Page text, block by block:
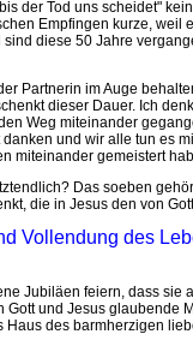
der Tod uns scheidet"
Empfingen kurze, weil
diese 50 Jahre
Partnerin im Auge
dieser Dauer. Ich
Weg miteinander
und wir alle tun es
miteinander gemeistert
Das soeben
die in Jesus den von
Vollendung des
Jubiläen feiern, dass sie
und Jesus glaubende
des barmherzigen